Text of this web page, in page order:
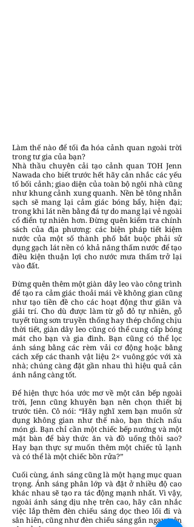
Làm thế nào để tối đa hóa cảnh quan ngoài trời
trong tư gia của bạn?
Nhà thầu chuyên cải tạo cảnh quan TOH Jenn
Nawada cho biết trước hết hãy cân nhắc các yếu
tố bối cảnh; giao diện của toàn bộ ngôi nhà cũng
như khung cảnh xung quanh. Nền bê tông nhẵn
sạch sẽ mang lại cảm giác bóng bẩy, hiện đại;
trong khi lát nền bằng đá tự do mang lại vẻ ngoài
cổ điển tự nhiên hơn. Đừng quên kiểm tra chính
sách của địa phương: các biện pháp tiết kiệm
nước của một số thành phố bắt buộc phải sử
dụng gạch lát nền có khả năng thấm nước để tạo
điều kiện thuận lợi cho nước mưa thấm trở lại
vào đất.
Đừng quên thêm một giàn dây leo vào công trình
để tạo ra cảm giác thoải mái về không gian cũng
như tạo tiền đề cho các hoạt động thư giãn và
giải trí. Cho dù được làm từ gỗ đỏ tự nhiên, gỗ
tuyết tùng sơn truyền thống hay thép chống chịu
thời tiết, giàn dây leo cũng có thể cung cấp bóng
mát cho bạn và gia đình. Bạn cũng có thể lọc
ánh sáng bằng các rèm vải cơ động hoặc bằng
cách xếp các thanh vật liệu 2× vuông góc với xà
nhà; chúng càng đặt gần nhau thì hiệu quả cản
ánh nắng càng tốt.
Để hiện thực hóa ước mơ về một căn bếp ngoài
trời, Jenn cũng khuyên bạn nên chọn thiết bị
trước tiên. Cô nói: “Hãy nghĩ xem bạn muốn sử
dụng không gian như thế nào, bạn thích nấu
món gì. Bạn chỉ cần một chiếc bếp nướng và một
mặt bàn để bày thức ăn và đồ uống thôi sao?
Hay bạn thực sự muốn thêm một chiếc tủ lạnh
và có thể là một chiếc bồn rửa?”
Cuối cùng, ánh sáng cũng là một hạng mục quan
trọng. Ánh sáng phân lớp và đặt ở nhiều độ cao
khác nhau sẽ tạo ra tác động mạnh nhất. Vì vậy,
ngoài ánh sáng dịu nhẹ trên cao, hãy cân nhắc
việc lắp thêm đèn chiếu sáng dọc theo lối đi và
sân hiên, cũng như đèn chiếu sáng gắn ngay trên